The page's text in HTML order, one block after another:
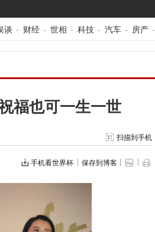
谈 - 财经 - 世相 - 科技 - 汽车 - 房产 -
福也可一生一世
扫描到手机
手机看世界杯 保存到博客